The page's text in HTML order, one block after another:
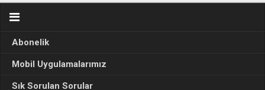
Abonelik
Mobil Uygulamalarımız
Sık Sorulan Sorular